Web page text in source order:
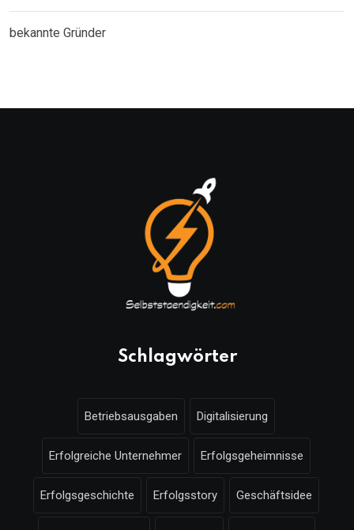
bekannte Gründer
Schlagwörter
Betriebsausgaben Digitalisierung
Erfolgreiche Unternehmer Erfolgsgeheimnisse
Erfolgsgeschichte Erfolgsstory Geschäftsidee